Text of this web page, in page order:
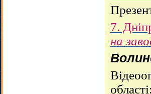
7.
на
області: